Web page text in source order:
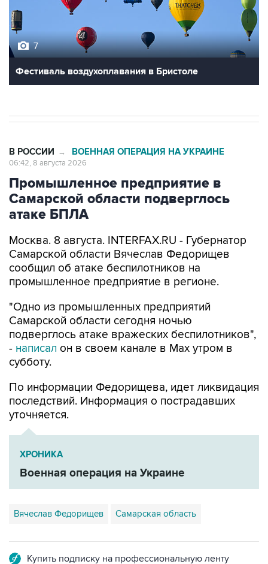
7
Фестиваль воздухоплавания в Бристоле
В РОССИИ → ВОЕННАЯ ОПЕРАЦИЯ НА УКРАИНЕ
06:42, 8 августа 2026
Промышленное предприятие в
Самарской области подверглось
атаке БПЛА
Москва. 8 августа. INTERFAX.RU - Губернатор
Самарской области Вячеслав Федорищев
сообщил об атаке беспилотников на
промышленное предприятие в регионе.
"Одно из промышленных предприятий
Самарской области сегодня ночью
подверглось атаке вражеских беспилотников",
- написал он в своем канале в Max утром в
субботу.
По информации Федорищева, идет ликвидация
последствий. Информация о пострадавших
уточняется.
ХРОНИКА
Военная операция на Украине
Вячеслав Федорищев Самарская область
Купить подписку на профессиональную ленту